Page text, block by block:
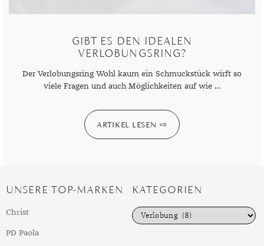
GIBT ES DEN IDEALEN
VERLOBUNGSRING?
Der Verlobungsring Wohl kaum ein Schmuckstück wirft so
viele Fragen und auch Möglichkeiten auf wie …
ARTIKEL LESEN
UNSERE TOP-MARKEN
Christ
PD Paola
KATEGORIEN
K
a